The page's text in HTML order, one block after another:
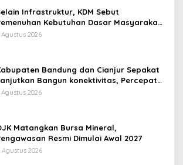
Infrastruktur, KDM Sebut
Kebutuhan Dasar Masyarakat
Fokus APBD Jabar 2027
Agustus 2026
Bandung dan Cianjur Sepakat
Bangun konektivitas, Percepat
Ekonomi Daerah
Agustus 2026
Matangkan Bursa Mineral,
Resmi Dimulai Awal 2027
Agustus 2026